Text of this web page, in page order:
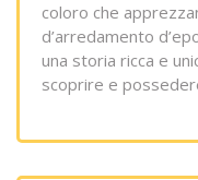
coloro che
d’arredamento
una storia ricca e
scoprire e